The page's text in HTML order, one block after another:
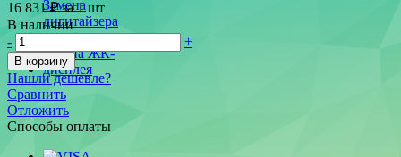
16 831 ₽за 1 шт
В наличии
-
+
В корзину
Нашли дешевле?
Сравнить
Отложить
Способы оплаты